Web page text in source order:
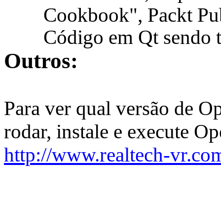
Cookbook", Packt
Código em Qt
Outros:
Para ver qual versão de
rodar, instale e execute
http://www.realtech-